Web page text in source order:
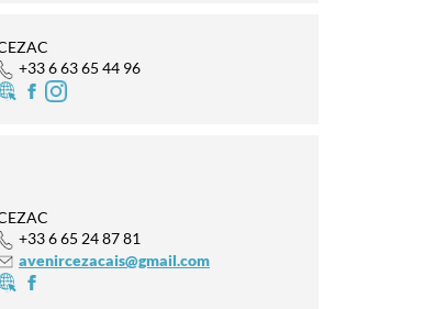
+33 6 63 65 44 96
+33 6 65 24 87 81
avenircezacais@gmail.com